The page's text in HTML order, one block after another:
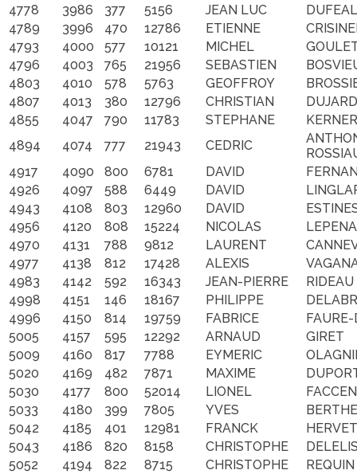
4778
3986 377 5156 JEAN LUC
DUFEAL
4789
3996 470 12786 ETIENNE
4793
4000 577 10121 MICHEL
4796
4003 765 21956 SEBASTIEN
4803
4010 578 5763 GEOFFROY
4807
4013 380 12796 CHRISTIAN
4855
4047 790 11783 STEPHANE
KERNER
4894
4074 777 21943 CEDRIC
4917
4090 800 6781 DAVID
4926
4097 588 6449 DAVID
4943
4108 803 12960 DAVID
4956
4120 808 15224 NICOLAS
4970
4131 788 9812 LAURENT
4977
4138 812 17428 ALEXIS
4983
4142 592 16343 JEAN-PIERRE
RIDEAU
4998
4151 146 18167 PHILIPPE
4996
4150 814 19759 FABRICE
5005
4157 595 12292 ARNAUD
GIRET
5009
4160 817 7788 EYMERIC
5020
4169 482 7871 MAXIME
5030
4177 800 52014 LIONEL
5033
4180 399 7805 YVES
5042
4185 401 12981 FRANCK
HERVET
5043
4186 820 8158 CHRISTOPHE
5052
4194 822 8715 CHRISTOPHE
REQUIN